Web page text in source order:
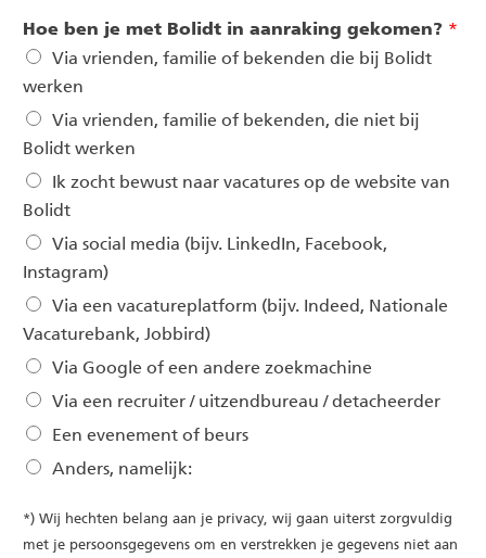
Hoe ben je met Bolidt in aanraking gekomen? *
Via vrienden, familie of bekenden die bij Bolidt
werken
Via vrienden, familie of bekenden, die niet bij
Bolidt werken
Ik zocht bewust naar vacatures op de website van
Bolidt
Via social media (bijv. LinkedIn, Facebook,
Instagram)
Via een vacatureplatform (bijv. Indeed, Nationale
Vacaturebank, Jobbird)
Via Google of een andere zoekmachine
Via een recruiter / uitzendbureau / detacheerder
Een evenement of beurs
Anders, namelijk:
*) Wij hechten belang aan je privacy, wij gaan uiterst zorgvuldig
met je persoonsgegevens om en verstrekken je gegevens niet aan